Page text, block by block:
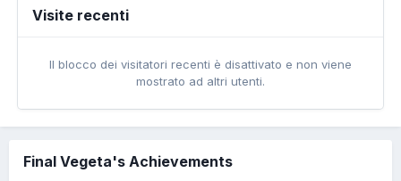
Visite recenti
Il blocco dei visitatori recenti è disattivato e non viene
mostrato ad altri utenti.
Final Vegeta's Achievements